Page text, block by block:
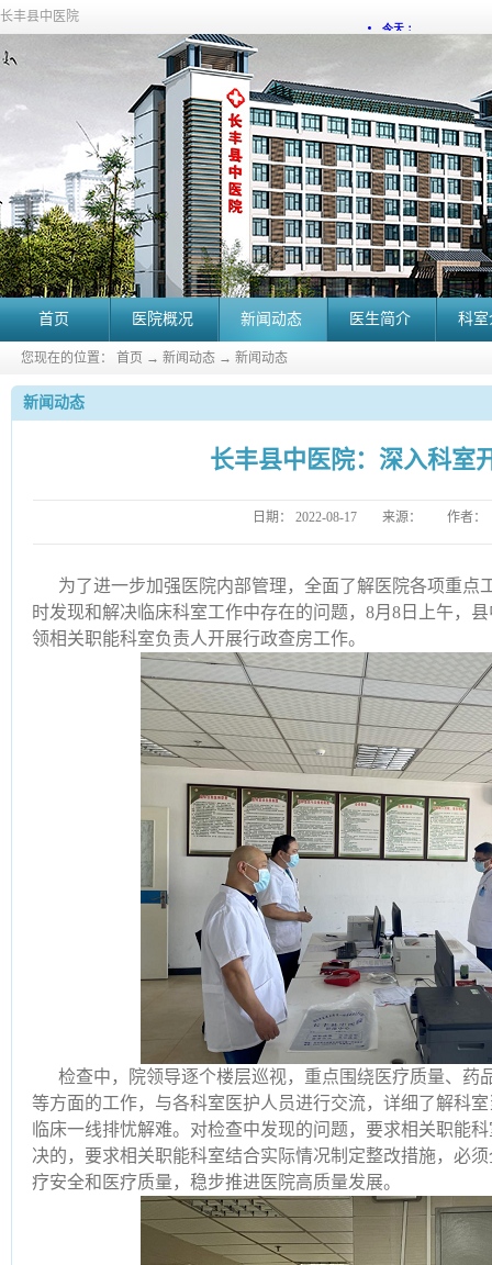
长丰县中医院
首页 医院概况 新闻动态 医生简介 科
您现在的位置： 首页 → 新闻动态 → 新闻动态
新闻动态
长丰县中医院：深入科室
日期： 2022-08-17 来源： 作者：
为了进一步加强医院内部管理，全面了解医院各项重点
时发现和解决临床科室工作中存在的问题，8月8日上午，
领相关职能科室负责人开展行政查房工作。
检查中，院领导逐个楼层巡视，重点围绕医疗质量、药
等方面的工作，与各科室医护人员进行交流，详细了解科
临床一线排忧解难。对检查中发现的问题，要求相关职能
决的，要求相关职能科室结合实际情况制定整改措施，必
疗安全和医疗质量，稳步推进医院高质量发展。